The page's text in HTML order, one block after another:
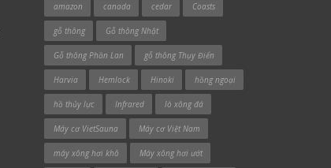
amazon canada cedar Coasts
gỗ thông Gỗ thông Nhật
Gỗ thông Phần Lan gỗ thông Thụy Điển
Harvia Hemlock Hinoki hồng ngoại
hồ thủy lực Infrared lò xông đá
Máy cơ VietSauna Máy cơ Việt Nam
máy xông hơi khô Máy xông hơi ướt